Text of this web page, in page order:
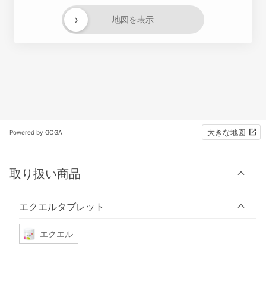
地図を表示
›
Powered by GOGA 大きな地図
取り扱い商品
エクエルタブレット
エクエル